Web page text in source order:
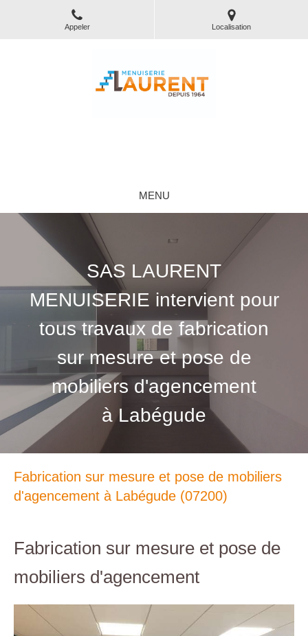
Appeler Localisation
MENU
SAS LAURENT
MENUISERIE intervient pour
tous travaux de fabrication
sur mesure et pose de
mobiliers d'agencement
à Labégude
Fabrication sur mesure et pose de mobiliers
d'agencement à Labégude (07200)
Fabrication sur mesure et pose de
mobiliers d'agencement